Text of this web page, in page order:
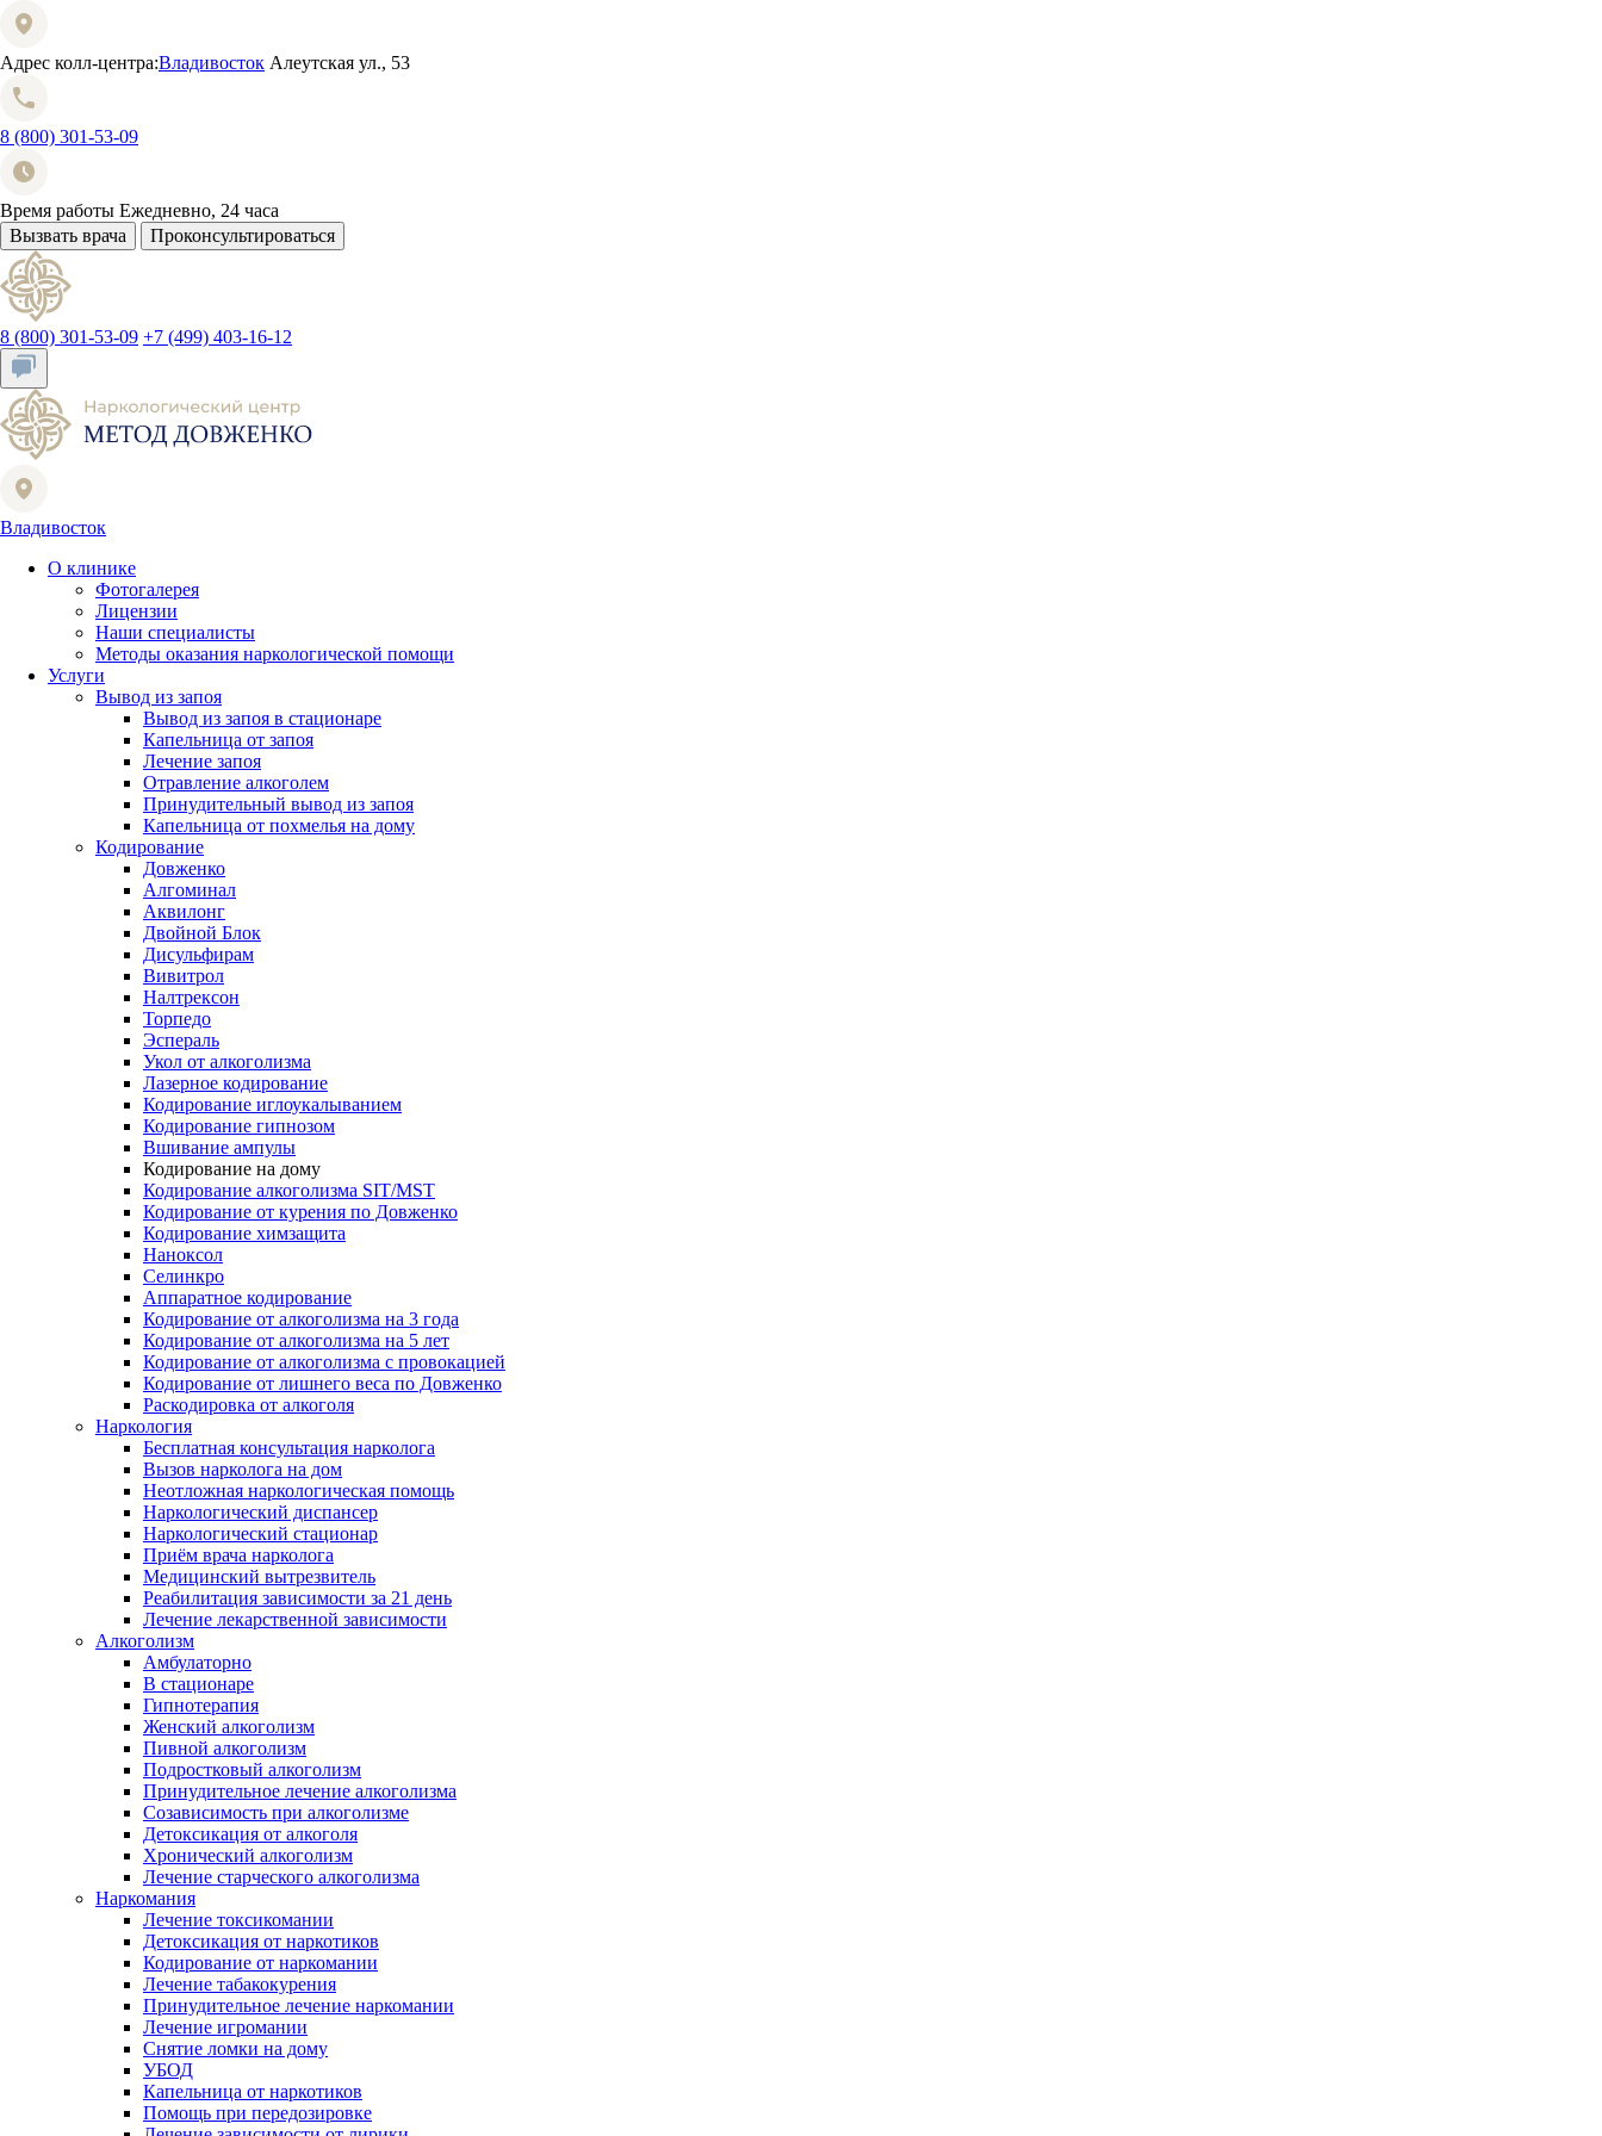
Адрес колл-центра:Владивосток Алеутская ул., 53
8 (800) 301-53-09
Время работы Ежедневно, 24 часа
Вызвать врача
Проконсультироваться
8 (800) 301-53-09 +7 (499) 403-16-12
Владивосток
О клинике
Фотогалерея
Лицензии
Наши специалисты
Методы оказания наркологической помощи
Услуги
Вывод из запоя
Вывод из запоя в стационаре
Капельница от запоя
Лечение запоя
Отравление алкоголем
Принудительный вывод из запоя
Капельница от похмелья на дому
Кодирование
Довженко
Алгоминал
Аквилонг
Двойной Блок
Дисульфирам
Вивитрол
Налтрексон
Торпедо
Эспераль
Укол от алкоголизма
Лазерное кодирование
Кодирование иглоукалыванием
Кодирование гипнозом
Вшивание ампулы
Кодирование на дому
Кодирование алкоголизма SIT/MST
Кодирование от курения по Довженко
Кодирование химзащита
Наноксол
Селинкро
Аппаратное кодирование
Кодирование от алкоголизма на 3 года
Кодирование от алкоголизма на 5 лет
Кодирование от алкоголизма с провокацией
Кодирование от лишнего веса по Довженко
Раскодировка от алкоголя
Наркология
Бесплатная консультация нарколога
Вызов нарколога на дом
Неотложная наркологическая помощь
Наркологический диспансер
Наркологический стационар
Приём врача нарколога
Медицинский вытрезвитель
Реабилитация зависимости за 21 день
Лечение лекарственной зависимости
Алкоголизм
Амбулаторно
В стационаре
Гипнотерапия
Женский алкоголизм
Пивной алкоголизм
Подростковый алкоголизм
Принудительное лечение алкоголизма
Созависимость при алкоголизме
Детоксикация от алкоголя
Хронический алкоголизм
Лечение старческого алкоголизма
Наркомания
Лечение токсикомании
Детоксикация от наркотиков
Кодирование от наркомании
Лечение табакокурения
Принудительное лечение наркомании
Лечение игромании
Снятие ломки на дому
УБОД
Капельница от наркотиков
Помощь при передозировке